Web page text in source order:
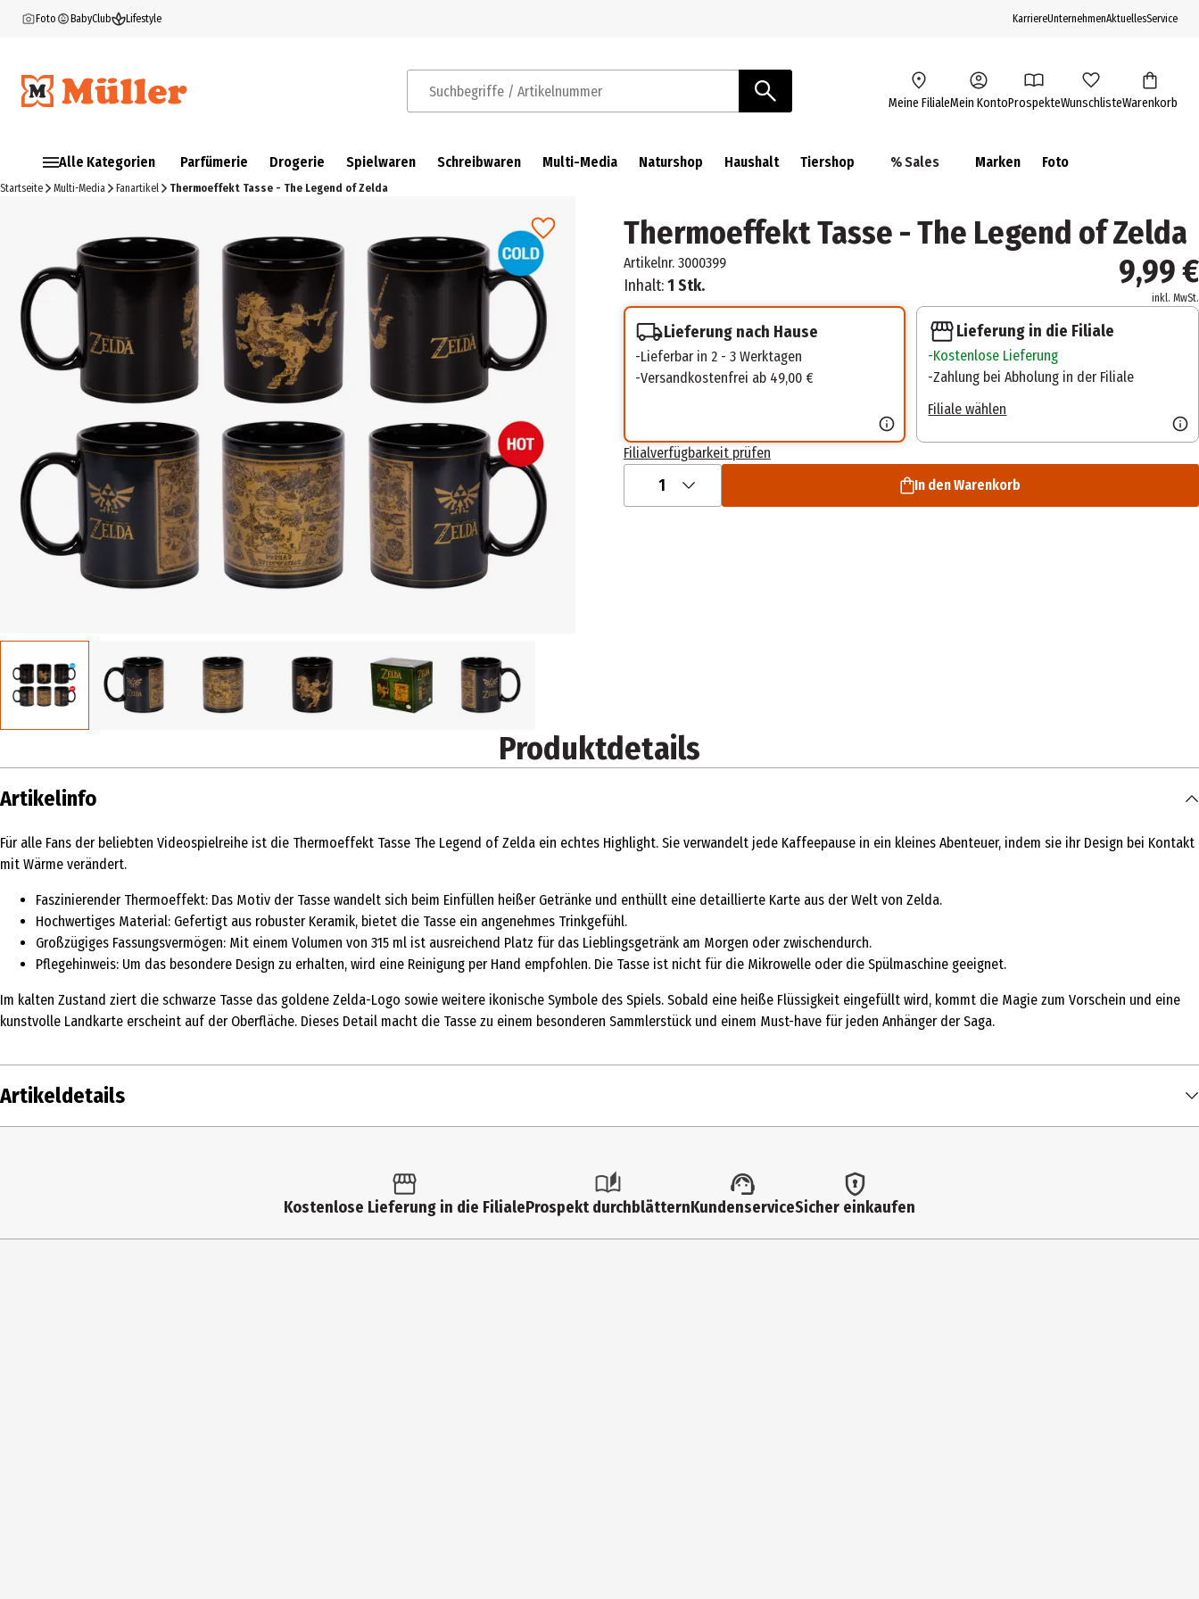
Foto BabyClub Lifestyle KarriereUnternehmenAktuellesService
Suchbegriffe / Artikelnummer Meine FilialeMein KontoProspekteWunschlisteWarenkorb
Alle Kategorien Parfümerie Drogerie Spielwaren Schreibwaren Multi-Media Naturshop Haushalt Tiershop % Sales Marken Foto
Startseite Multi-Media Fanartikel Thermoeffekt Tasse - The Legend of Zelda
Thermoeffekt Tasse - The Legend of Zelda
Artikelnr. 3000399
Inhalt:1 Stk. 9,99 €
inkl. MwSt.
Lieferung nach Hause
Lieferbar in 2 - 3 Werktagen
Versandkostenfrei ab 49,00 €
Lieferung in die Filiale
Kostenlose Lieferung
Zahlung bei Abholung in der Filiale
Filiale wählen
Filialverfügbarkeit prüfen
1 In den Warenkorb
Produktdetails
Artikelinfo
Für alle Fans der beliebten Videospielreihe ist die Thermoeffekt Tasse The Legend of Zelda ein echtes Highlight. Sie verwandelt jede Kaffeepause in ein kleines Abenteuer, indem sie ihr Design bei Kontakt
mit Wärme verändert.
Faszinierender Thermoeffekt: Das Motiv der Tasse wandelt sich beim Einfüllen heißer Getränke und enthüllt eine detaillierte Karte aus der Welt von Zelda.
Hochwertiges Material: Gefertigt aus robuster Keramik, bietet die Tasse ein angenehmes Trinkgefühl.
Großzügiges Fassungsvermögen: Mit einem Volumen von 315 ml ist ausreichend Platz für das Lieblingsgetränk am Morgen oder zwischendurch.
Pflegehinweis: Um das besondere Design zu erhalten, wird eine Reinigung per Hand empfohlen. Die Tasse ist nicht für die Mikrowelle oder die Spülmaschine geeignet.
Im kalten Zustand ziert die schwarze Tasse das goldene Zelda-Logo sowie weitere ikonische Symbole des Spiels. Sobald eine heiße Flüssigkeit eingefüllt wird, kommt die Magie zum Vorschein und eine
kunstvolle Landkarte erscheint auf der Oberfläche. Dieses Detail macht die Tasse zu einem besonderen Sammlerstück und einem Must-have für jeden Anhänger der Saga.
Artikeldetails
Tassen
Pyramid Europe GmbH
Kostenlose Lieferung in die FilialeProspekt durchblätternKundenserviceSicher einkaufen